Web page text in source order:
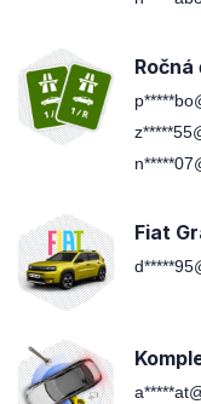
Fiat